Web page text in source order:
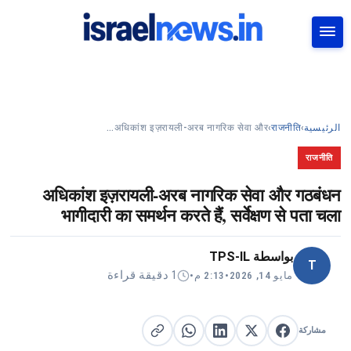
الرئيسية›
राजनीति
›
अधिकांश इज़रायली-अरब नागरिक सेवा और…
राजनीति
अधिकांश इज़रायली-अरब नागरिक सेवा और गठबंधन
भागीदारी का समर्थन करते हैं, सर्वेक्षण से पता चला
T
بواسطة TPS-IL
مايو 14, 2026 • 2:13 م • 1 دقيقة قراءة
مشاركة مشاركة على فيسبوك
مشاركة على Xمشاركة على لينكد إن
مشاركة على واتساب
نسخ الرابط